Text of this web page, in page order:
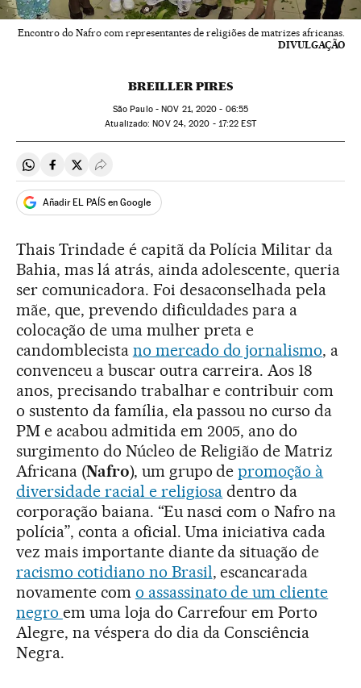
Encontro do Nafro com representantes de religiões de matrizes africanas.
DIVULGAÇÃO
BREILLER PIRES
São Paulo - NOV 21, 2020 - 06:55
atualizado: NOV24, 2020 - 17:22 EST
Compartir en Whatsapp
Compartir en Facebook
Compartir en Twitter
Desplegar Redes Sociales
Añadir EL PAÍS en Google
Thais Trindade é capitã da Polícia Militar da
Bahia, mas lá atrás, ainda adolescente, queria
ser comunicadora. Foi desaconselhada pela
mãe, que, prevendo dificuldades para a
colocação de uma mulher preta e
candomblecista no mercado do jornalismo, a
convenceu a buscar outra carreira. Aos 18
anos, precisando trabalhar e contribuir com
o sustento da família, ela passou no curso da
PM e acabou admitida em 2005, ano do
surgimento do Núcleo de Religião de Matriz
Africana (Nafro), um grupo depromoção à
diversidade racial e religiosa dentro da
corporação baiana. “Eu nasci com o Nafro na
polícia”, conta a oficial. Uma iniciativa cada
vez mais importante diante da situação de
racismo cotidiano no Brasil, escancarada
novamente com o assassinato de um cliente
negro em uma loja do Carrefour em Porto
Alegre, na véspera do dia da Consciência
Negra.